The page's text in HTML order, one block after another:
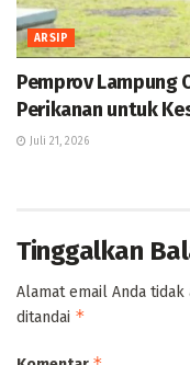
ARSIP
Pemprov Lampung
Perikanan untuk
Juli 21, 2026
Tinggalkan
Alamat email Anda
ditandai *